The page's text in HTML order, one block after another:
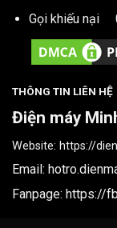
Gọi khiếu nại
THÔNG TIN LIÊN HỆ
Điện máy
Website: https://
Email:
Fanpage: https://